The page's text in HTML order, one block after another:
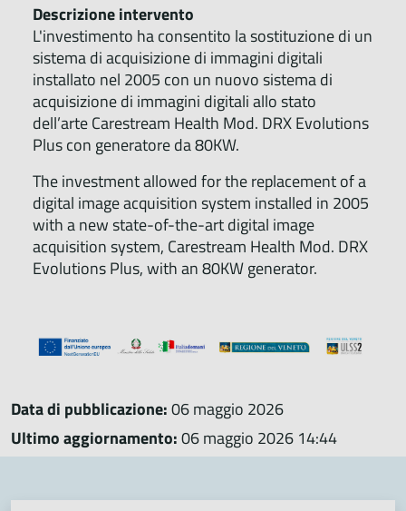
Descrizione intervento
L'investimento ha consentito la sostituzione di un
sistema di acquisizione di immagini digitali
installato nel 2005 con un nuovo sistema di
acquisizione di immagini digitali allo stato
dell’arte Carestream Health Mod. DRX Evolutions
Plus con generatore da 80KW.
The investment allowed for the replacement of a
digital image acquisition system installed in 2005
with a new state-of-the-art digital image
acquisition system, Carestream Health Mod. DRX
Evolutions Plus, with an 80KW generator.
Data di pubblicazione:06 maggio 2026
Ultimo aggiornamento:06 maggio 2026 14:44